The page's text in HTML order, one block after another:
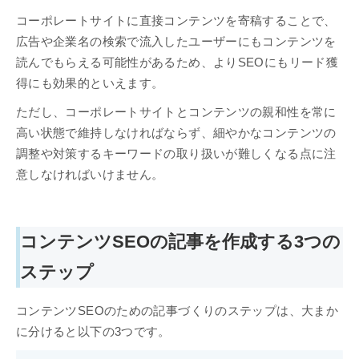
コーポレートサイトに直接コンテンツを寄稿することで、
広告や企業名の検索で流入したユーザーにもコンテンツを
読んでもらえる可能性があるため、よりSEOにもリード獲
得にも効果的といえます。
ただし、コーポレートサイトとコンテンツの親和性を常に
高い状態で維持しなければならず、細やかなコンテンツの
調整や対策するキーワードの取り扱いが難しくなる点に注
意しなければいけません。
コンテンツSEOの記事を作成する3つの
ステップ
コンテンツSEOのための記事づくりのステップは、大まか
に分けると以下の3つです。